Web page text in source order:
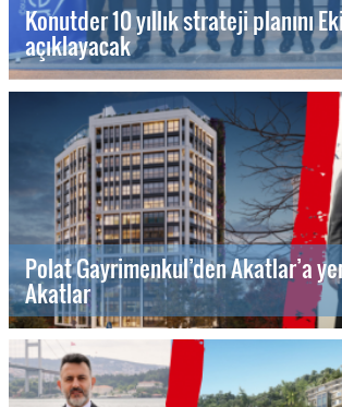
Konutder 10 yıllık strateji planını
açıklayacak
Polat Gayrimenkul’den Akatlar’a
Akatlar